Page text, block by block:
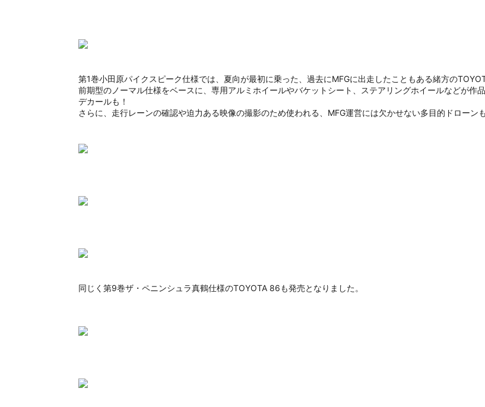
第1巻小田原パイクスピーク仕様では、夏向が最初に乗った、過去にMFGに出走したこともある緒方の
前期型のノーマル仕様をベースに、専用アルミホイールやバケットシート、ステアリングホイールなどが作
デカールも！
さらに、走行レーンの確認や迫力ある映像の撮影のため使われる、MFG運営には欠かせない多目的ドローン
同じく第9巻ザ・ペニンシュラ真鶴仕様のTOYOTA 86も発売となりました。